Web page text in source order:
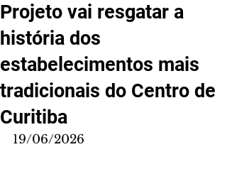
Projeto vai resgatar a
história dos
estabelecimentos mais
tradicionais do Centro de
Curitiba
19/06/2026